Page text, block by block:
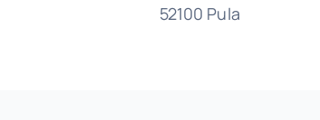
52100 Pula